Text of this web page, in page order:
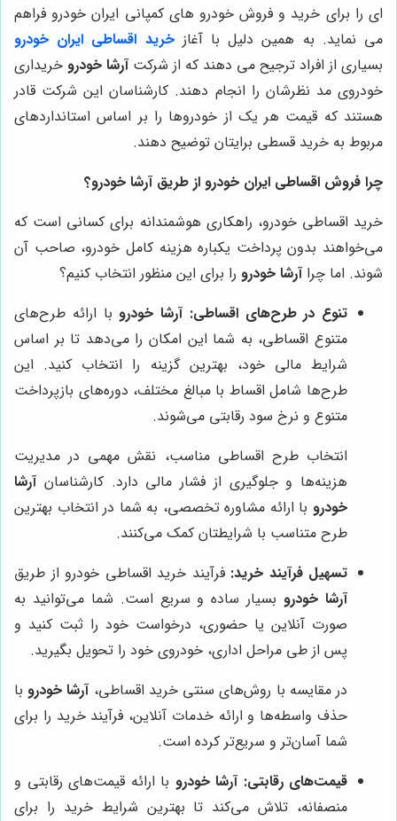
ای را برای خرید و فروش خودرو های کمپانی ایران خودرو فراهم
می نماید. به همین دلیل با آغازخرید اقساطی ایران خودرو
بسیاری از افراد ترجیح می ‌دهند که از شرکتآرشا خودرو خریداری
خودروی مد نظرشان را انجام دهند. کارشناسان این شرکت قادر
هستند که قیمت هر یک از خودروها را بر اساس استانداردهای
مربوط به خرید قسطی برایتان توضیح دهند.
چرا فروش اقساطی ایران خودرو از طریق آرشا خودرو؟
خرید اقساطی خودرو، راهکاری هوشمندانه برای کسانی است که
می‌خواهند بدون پرداخت یکباره هزینه کامل خودرو، صاحب آن
شوند. اما چراآرشا خودرو را برای این منظور انتخاب کنیم؟
تنوع در طرح‌های اقساطی: آرشا خودروبا ارائه طرح‌های
متنوع اقساطی، به شما این امکان را می‌دهد تا بر اساس
شرایط مالی خود، بهترین گزینه را انتخاب کنید. این
طرح‌ها شامل اقساط با مبالغ مختلف، دوره‌های بازپرداخت
متنوع و نرخ سود رقابتی می‌شوند.
انتخاب طرح اقساطی مناسب، نقش مهمی در مدیریت
هزینه‌ها و جلوگیری از فشار مالی دارد. کارشناسانآرشا
خودرو با ارائه مشاوره تخصصی، به شما در انتخاب بهترین
طرح متناسب با شرایطتان کمک می‌کنند.
تسهیل فرآیند خرید: فرآیند خرید اقساطی خودرو از طریق
آرشا خودروبسیار ساده و سریع است. شما می‌توانید به
صورت آنلاین یا حضوری، درخواست خود را ثبت کنید و
پس از طی مراحل اداری، خودروی خود را تحویل بگیرید.
در مقایسه با روش‌های سنتی خرید اقساطی،آرشا خودروبا
حذف واسطه‌ها و ارائه خدمات آنلاین، فرآیند خرید را برای
شما آسان‌تر و سریع‌تر کرده است.
قیمت‌های رقابتی: آرشا خودرو با ارائه قیمت‌های رقابتی و
منصفانه، تلاش می‌کند تا بهترین شرایط خرید را برای